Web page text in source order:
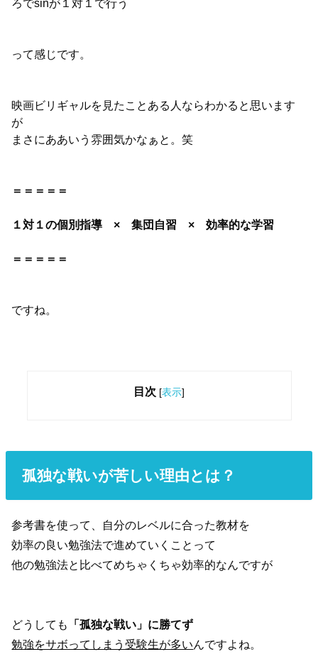
って感じです。
映画ビリギャルを見たことある人ならわかると思います
が
まさにああいう雰囲気かなぁと。笑
＝＝＝＝＝
１対１の個別指導 × 集団自習 × 効率的な学習
＝＝＝＝＝
ですね。
目次 [表示]
孤独な戦いが苦しい理由とは？
参考書を使って、自分のレベルに合った教材を
効率の良い勉強法で進めていくことって
他の勉強法と比べてめちゃくちゃ効率的なんですが
どうしても
「孤独な戦い」に勝てず
勉強をサボってしまう受験生が多いんですよね。